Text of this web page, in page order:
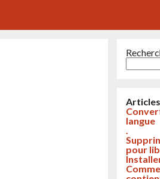
langue
.
pour